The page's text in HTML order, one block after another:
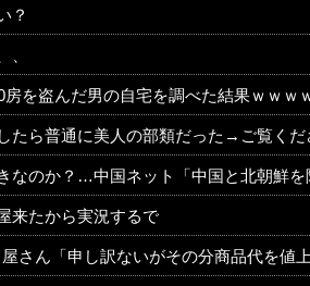
？
、
を盗んだ男の自宅を調べた結果ｗｗｗ
たら普通に美人の部類だった→ご覧く
なのか？…中国ネット「中国と北朝鮮を
来たから実況するで
さん「申し訳ないがその分商品代を値